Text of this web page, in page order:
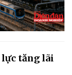
lực tăng lãi